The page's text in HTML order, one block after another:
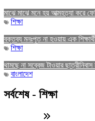
মাঝে মাঝে মনে হয় আত্মহত্যা করে
শিক্ষা
বক্তব্য মনঃপুত না হওয়ায় এক
শিক্ষা
থামছে না সব্বেজ টাওয়ার ছাত্রীনিবাস
বাংলাদেশ
সর্বশেষ - শিক্ষা